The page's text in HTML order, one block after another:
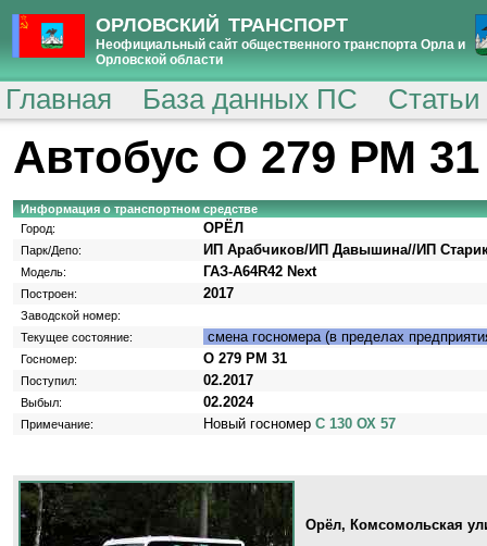
ОРЛОВСКИЙ ТРАНСПОРТ
Неофициальный сайт общественного транспорта Орла и
Орловской области
Главная База данных ПС
Автобус О 279 РМ 31
Информация о транспортном средстве
Город:
ОРЁЛ
Парк/Депо: ИП Арабчиков/ИП Давышина//ИП
Модель: ГАЗ-A64R42 Next
Построен: 2017
Заводской номер:
Текущее состояние:
смена госномера (в пределах
Госномер: О 279 РМ 31
Поступил: 02.2017
Выбыл: 02.2024
Примечание: Новый госномер С 130 ОХ 57
Орёл, Комсомольская